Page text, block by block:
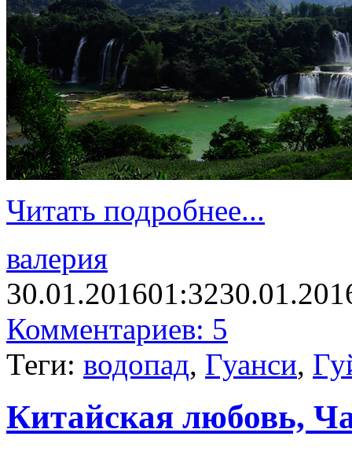
Читать подробнее...
валерия
30.01.201601:32
Комментариев: 5
Теги: водопад, Гуанси,
Китайская любовь,